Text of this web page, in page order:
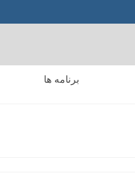
برنامه ها